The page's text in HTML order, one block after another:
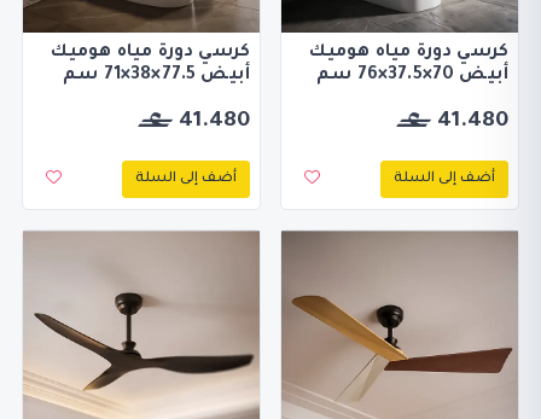
كرسي دورة مياه هوميك
أبيض 70×37.5×76 سم
41.480
أضف إلى السلة
كرسي دورة مياه هوميك
أبيض 77.5×38×71 سم
41.480
أضف إلى السلة